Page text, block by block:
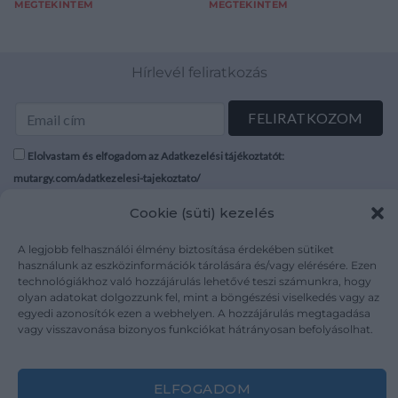
Cookie (süti) kezelés
A legjobb felhasználói élmény biztosítása érdekében sütiket
használunk az eszközinformációk tárolására és/vagy elérésére. Ezen
technológiákhoz való hozzájárulás lehetővé teszi számunkra, hogy
olyan adatokat dolgozzunk fel, mint a böngészési viselkedés vagy az
egyedi azonosítók ezen a webhelyen. A hozzájárulás megtagadása
vagy visszavonása bizonyos funkciókat hátrányosan befolyásolhat.
ELFOGADOM
MEGTEKINTEM MEGTEKINTEM
Hírlevél feliratkozás
Elolvastam és elfogadom az Adatkezelési tájékoztatót:
mutargy.com/adatkezelesi-tajekoztato/
Médiaajánlat
Karrier
Kapcsolat
Áraink
ÁSZF
Adatvédelem
Impresszum